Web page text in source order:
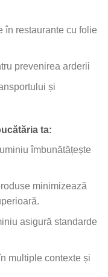
în restaurante cu folie
prevenirea arderii
și
ta:
îmbunătățește
minimizează
asigură standarde
multiple contexte și